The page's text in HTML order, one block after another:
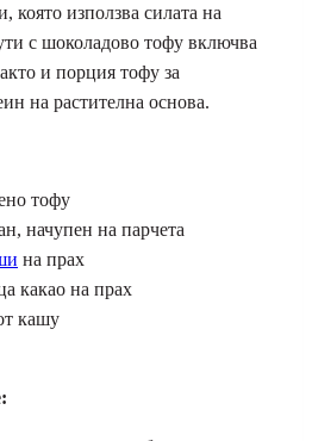
която използва силата на
с шоколадово тофу включва
и порция тофу за
на растителна основа.
тофу
начупен на парчета
на прах
какао на прах
кашу